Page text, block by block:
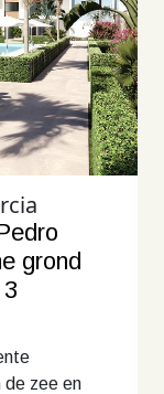
grond
de zee en